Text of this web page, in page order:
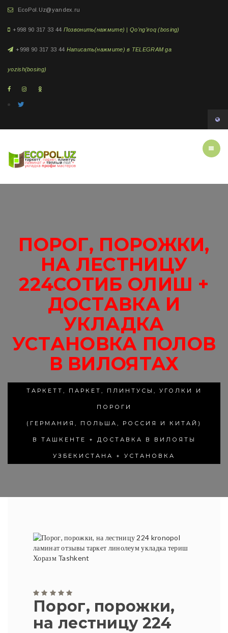
EcoPol.Uz@yandex.ru
+998 90 317 33 44 Позвонить(нажмите) | Qo'ng'iroq (bosing)
+998 90 317 33 44 Написать(нажмите) в TELEGRAM ga
yozish(bosing)
ПОРОГ, ПОРОЖКИ,
НА ЛЕСТНИЦУ
224СОТИБ ОЛИШ +
ДОСТАВКА И
УКЛАДКА
УСТАНОВКА ПОЛОВ
В ВИЛОЯТАХ
ТАРКЕТТ, ПАРКЕТ, ПЛИНТУСЫ, УГОЛКИ И
ПОРОГИ
(ГЕРМАНИЯ, ПОЛЬША, РОССИЯ И КИТАЙ)
В ТАШКЕНТЕ + ДОСТАВКА В ВИЛОЯТЫ
УЗБЕКИСТАНА + УСТАНОВКА
Порог, порожки,
на лестницу 224